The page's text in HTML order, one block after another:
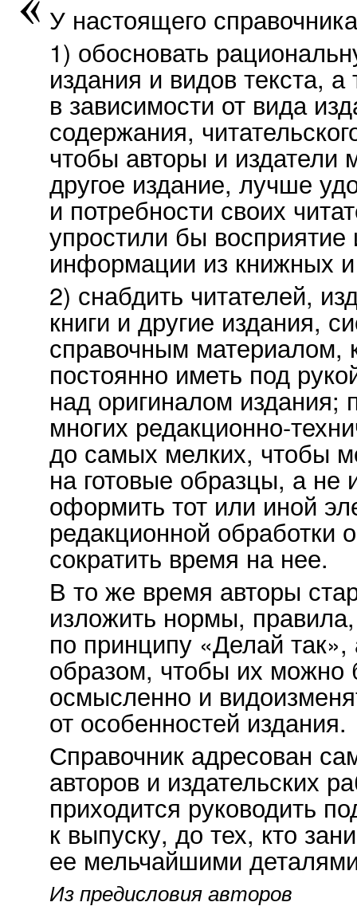
У настоящего
1) обосновать
издания и видов текста,
в зависимости от вида
содержания,
чтобы авторы и издатели
другое издание, лучше
и потребности своих
упростили бы восприятие
информации из книжных и
2) снабдить читателей,
книги и другие издания,
справочным материалом,
постоянно иметь под
над оригиналом издания;
многих редакционно-
до самых мелких, чтобы
на готовые образцы, а не
оформить тот или иной
редакционной обработки
сократить время на нее.
В то же время авторы
изложить нормы,
по принципу «Делай
образом, чтобы их можно
осмысленно и
от особенностей издания.
Справочник адресован
авторов и издательских
приходится руководить
к выпуску, до тех, кто
ее мельчайшими
Из предисловия авторов